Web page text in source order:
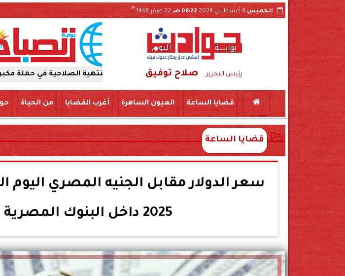
الخميس6 أغسطس 2026 08:22 صـ 22 صفر 1448
هـ
رئيس التحرير صلاح توفيق
ضبط لحوم منتهية الصلاحية في حملة مكبرة لضبط الأسواق الواقعة بسوهاج
قضايا الساعة العيون الساهرة أغرب القضايا من الحياة
قضايا الساعة
2025 داخل البنوك المصرية